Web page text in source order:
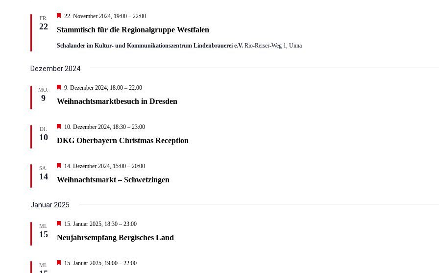
FR.
22 Stammtisch für die Regionalgruppe Westfalen
Hervorgehoben
22. November 2024, 19:00– 22:00
Schalander im Kultur- und Kommunikationszentrum Lindenbrauerei e.V. Rio-Reiser-Weg 1, Unna
Dezember 2024
MO.
9 Weihnachtsmarktbesuch in Dresden
Hervorgehoben
9. Dezember 2024, 18:00– 22:00
DI.
10 DKG Oberbayern Christmas Reception
Hervorgehoben
10. Dezember 2024, 18:30– 23:00
SA.
14 Weihnachtsmarkt – Schwetzingen
Hervorgehoben
14. Dezember 2024, 15:00– 20:00
Januar 2025
MI.
15 Neujahrsempfang Bergisches Land
Hervorgehoben
15. Januar 2025, 18:30– 23:00
MI. Hervorgehoben
15. Januar 2025, 19:00– 22:00